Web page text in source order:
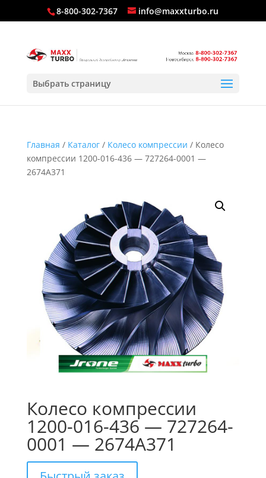
8-800-302-7367 info@maxxturbo.ru
Выбрать страницу
Главная / Каталог/ Колесо компрессии / Колесо
компрессии 1200-016-436 — 727264-0001 —
2674A371
Колесо компрессии
1200-016-436 — 727264-
0001 — 2674A371